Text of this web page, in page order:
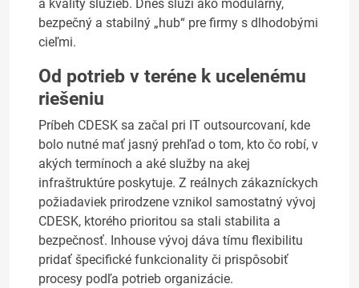
a kvality služieb. Dnes slúži ako modulárny,
bezpečný a stabilný „hub“ pre firmy s dlhodobými
cieľmi.
Od potrieb v teréne k ucelenému
riešeniu
Príbeh CDESK sa začal pri IT outsourcovaní, kde
bolo nutné mať jasný prehľad o tom, kto čo robí, v
akých termínoch a aké služby na akej
infraštruktúre poskytuje. Z reálnych zákazníckych
požiadaviek prirodzene vznikol samostatný vývoj
CDESK, ktorého prioritou sa stali stabilita a
bezpečnosť. Inhouse vývoj dáva tímu flexibilitu
pridať špecifické funkcionality či prispôsobiť
procesy podľa potrieb organizácie.